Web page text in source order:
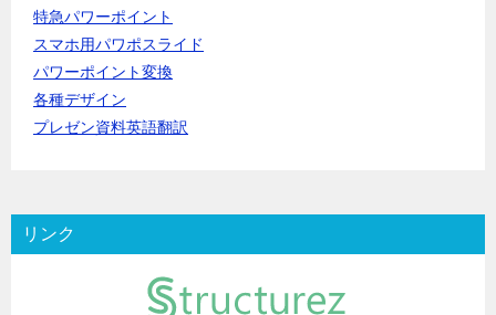
特急パワーポイント
スマホ用パワポスライド
パワーポイント変換
各種デザイン
プレゼン資料英語翻訳
リンク